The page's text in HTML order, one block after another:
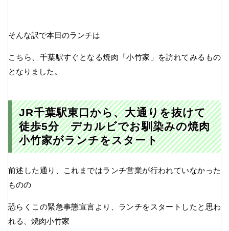
そんな訳で本日のランチは
こちら、千葉駅すぐとなる焼肉「小竹家」を訪れてみるもの
となりました。
JR千葉駅東口から、大通りを抜けて
徒歩5分 デカルビでお馴染みの焼肉
小竹家がランチをスタート
前述した通り、これまではランチ営業が行われていなかった
ものの
恐らくこの緊急事態宣言より、ランチをスタートしたと思わ
れる、焼肉小竹家